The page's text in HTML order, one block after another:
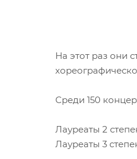
На этот раз они
Среди 150
Лауреаты 2
Лауреаты 3